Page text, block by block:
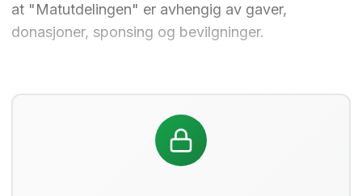
at "Matutdelingen" er avhengig av gaver,
donasjoner, sponsing og bevilgninger.